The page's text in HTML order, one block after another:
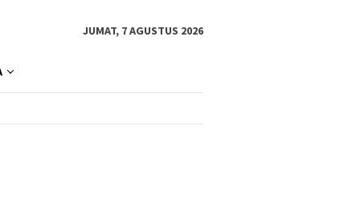
JUMAT, 7 AGUSTUS 2026